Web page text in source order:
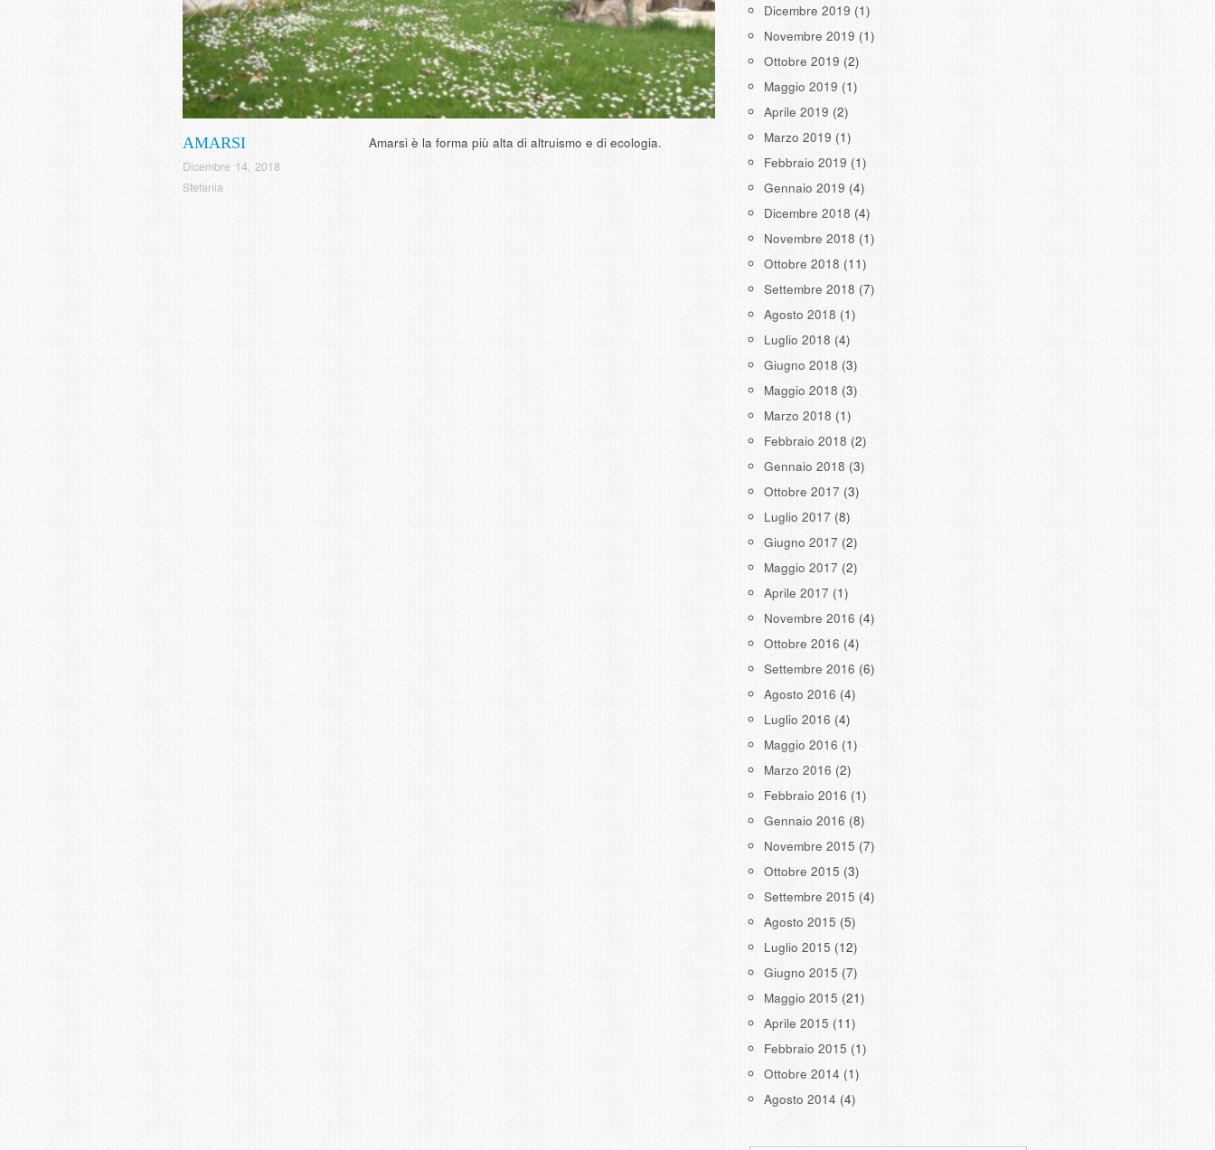
AMARSI
Dicembre 14, 2018
Stefania
Amarsi è la forma più alta di altruismo e di ecologia.
Dicembre 2019 (1)
Novembre 2019 (1)
Ottobre 2019 (2)
Maggio 2019 (1)
Aprile 2019 (2)
Marzo 2019 (1)
Febbraio 2019 (1)
Gennaio 2019 (4)
Dicembre 2018 (4)
Novembre 2018 (1)
Ottobre 2018 (11)
Settembre 2018 (7)
Agosto 2018 (1)
Luglio 2018 (4)
Giugno 2018 (3)
Maggio 2018 (3)
Marzo 2018 (1)
Febbraio 2018 (2)
Gennaio 2018 (3)
Ottobre 2017 (3)
Luglio 2017 (8)
Giugno 2017 (2)
Maggio 2017 (2)
Aprile 2017 (1)
Novembre 2016 (4)
Ottobre 2016 (4)
Settembre 2016 (6)
Agosto 2016 (4)
Luglio 2016 (4)
Maggio 2016 (1)
Marzo 2016 (2)
Febbraio 2016 (1)
Gennaio 2016 (8)
Novembre 2015 (7)
Ottobre 2015 (3)
Settembre 2015 (4)
Agosto 2015 (5)
Luglio 2015 (12)
Giugno 2015 (7)
Maggio 2015 (21)
Aprile 2015 (11)
Febbraio 2015 (1)
Ottobre 2014 (1)
Agosto 2014 (4)